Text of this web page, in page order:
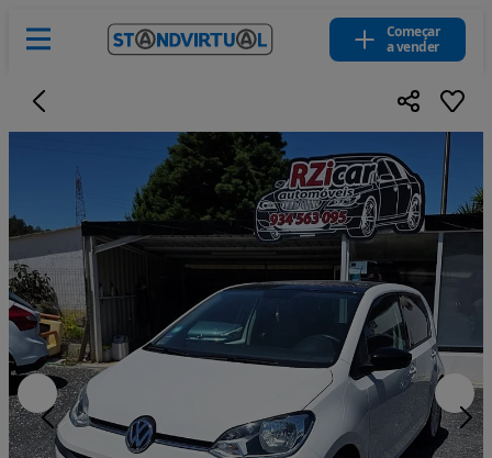
Começar
a vender